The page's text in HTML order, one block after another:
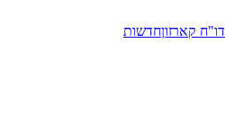
דו"ח קארזוןחדשות